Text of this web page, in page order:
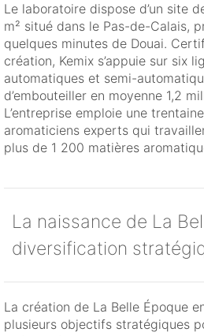
Le laboratoire dispose d’un site
m² situé dans le Pas-de-Calais,
quelques minutes de Douai.
création, Kemix s’appuie sur six
automatiques et semi-
d’embouteiller en moyenne 1,2
L’entreprise emploie une
aromaticiens experts qui
plus de 1 200 matières
La naissance de La
diversification
La création de La Belle Époque
plusieurs objectifs stratégiques